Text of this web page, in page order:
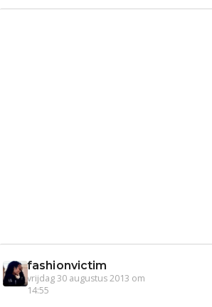
fashionvictim
vrijdag 30 augustus 2013 om
14:55